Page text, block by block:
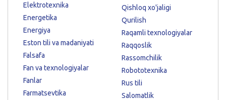
Elektrotexnika
Energetika
Energiya
Eston tili va madaniyati
Falsafa
Fan va texnologiyalar
Fanlar
Farmatsevtika
Qishloq xo'jaligi
Qurilish
Raqamli texnologiyalar
Raqqoslik
Rassomchilik
Robototexnika
Rus tili
Salomatlik